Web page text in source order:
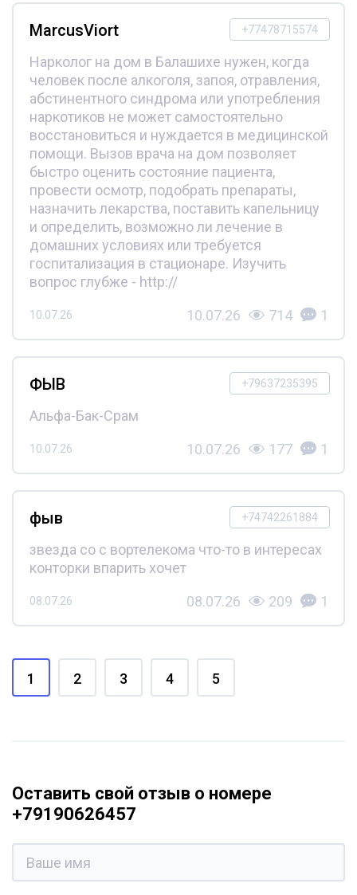
+77478715574
MarcusViort
Нарколог на дом в Балашихе нужен, когда
человек после алкоголя, запоя, отравления,
абстинентного синдрома или употребления
наркотиков не может самостоятельно
восстановиться и нуждается в медицинской
помощи. Вызов врача на дом позволяет
быстро оценить состояние пациента,
провести осмотр, подобрать препараты,
назначить лекарства, поставить капельницу
и определить, возможно ли лечение в
домашних условиях или требуется
госпитализация в стационаре. Изучить
вопрос глубже - http://
10.07.26 10.07.26 714 1
+79637235395
ФЫВ
Альфа-Бак-Срам
10.07.26 10.07.26 177 1
+74742261884
фыв
звезда со с вортелекома что-то в интересах
конторки впарить хочет
08.07.26 08.07.26 209 1
1 2 3 4 5
Оставить свой отзыв о номере
+79190626457